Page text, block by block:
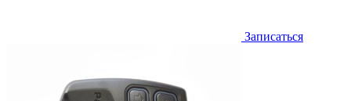
Записаться